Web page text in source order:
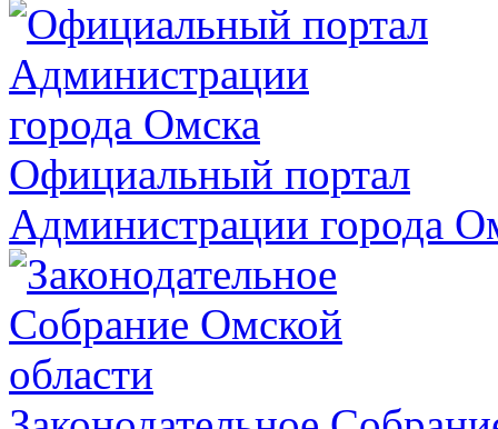
Официальный портал
Администрации города